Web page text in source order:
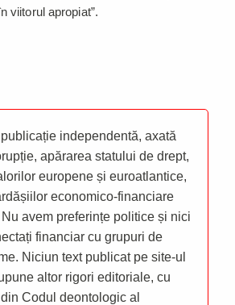
viitorul apropiat”.
publicație independentă, axată
apărarea statului de drept,
europene și euroatlantice,
economico-financiare
avem preferințe politice și nici
financiar cu grupuri de
Niciun text publicat pe site-ul
altor rigori editoriale, cu
Codul deontologic al